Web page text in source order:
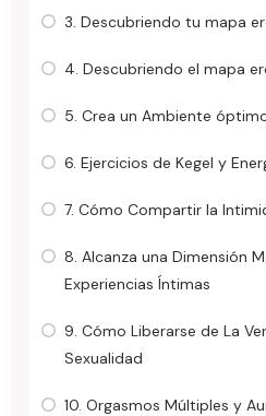
3. Descubriendo tu mapa
4. Descubriendo el mapa
5. Crea un Ambiente
6. Ejercicios de Kegel y
7. Cómo Compartir la
8. Alcanza una Dimensión
Experiencias Íntimas
9. Cómo Liberarse de La
Sexualidad
10. Orgasmos Múltiples y